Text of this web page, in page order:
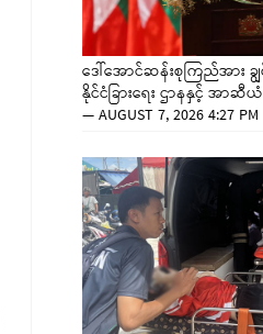
ဒေါ်အောင်ဆန်းစုကြည်အား ခ
နိုင်ငံခြားရေး ဌာနနှင့် အာဆီ
—AUGUST 7, 2026 4:27 PM